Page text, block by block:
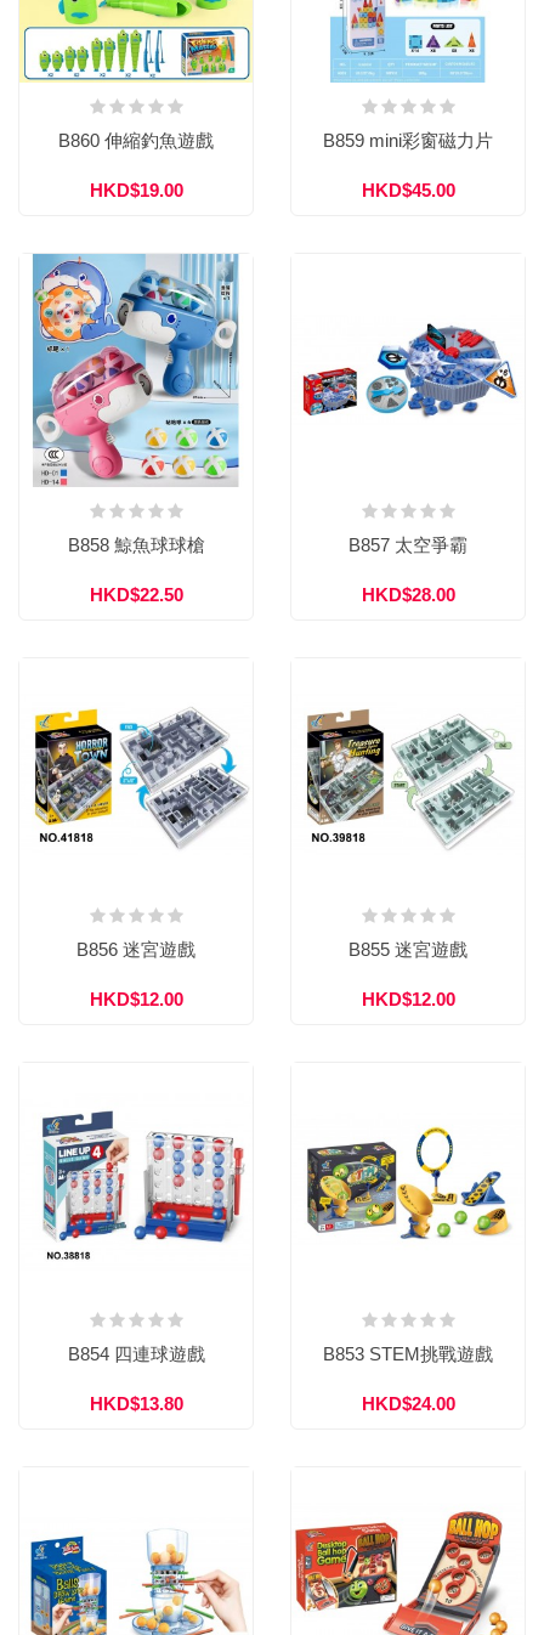
B860 伸縮釣魚遊戲
HKD$19.00
B859 mini彩窗磁力片
HKD$45.00
B858 鯨魚球球槍
HKD$22.50
B857 太空爭霸
HKD$28.00
B856 迷宮遊戲
HKD$12.00
B855 迷宮遊戲
HKD$12.00
B854 四連球遊戲
HKD$13.80
B853 STEM挑戰遊戲
HKD$24.00